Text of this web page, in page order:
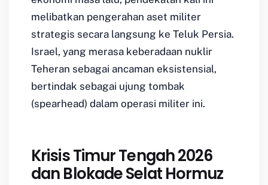
melibatkan pengerahan aset militer
strategis secara langsung ke Teluk Persia.
Israel, yang merasa keberadaan nuklir
Teheran sebagai ancaman eksistensial,
bertindak sebagai ujung tombak
(spearhead) dalam operasi militer ini.
Krisis Timur Tengah 2026
dan Blokade Selat Hormuz